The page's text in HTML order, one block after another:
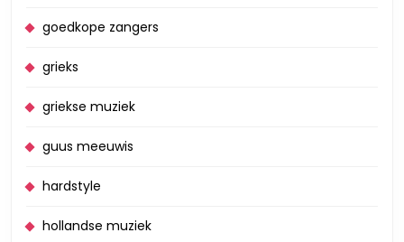
goedkope zangers
grieks
griekse muziek
guus meeuwis
hardstyle
hollandse muziek